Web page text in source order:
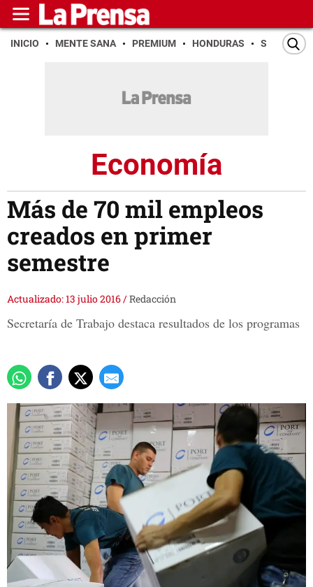
INICIO MENTE SANA PREMIUM HONDURAS SAN PEDRO
Economía
Más de 70 mil empleos
creados en primer
semestre
Actualizado: 13 julio 2016/Redacción
Secretaría de Trabajo destaca resultados de los programas